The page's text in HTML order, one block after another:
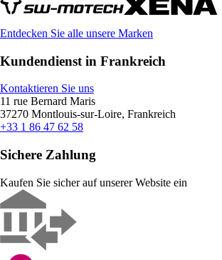
Entdecken Sie alle unsere Marken
Kundendienst in Frankreich
Kontaktieren Sie uns
11 rue Bernard Maris
37270 Montlouis-sur-Loire, Frankreich
+33 1 86 47 62 58
Sichere Zahlung
Kaufen Sie sicher auf unserer Website ein